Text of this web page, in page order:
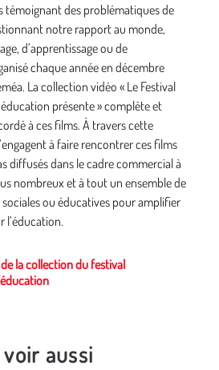
témoignant des problématiques de
notre rapport au monde,
d’apprentissage ou de
chaque année en décembre
La collection vidéo « Le Festival
présente » complète et
à ces films. À travers cette
à faire rencontrer ces films
diffusés dans le cadre commercial à
nombreux et à tout un ensemble de
ou éducatives pour amplifier
l’éducation.
la collection du festival
aussi